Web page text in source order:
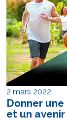
2 mars 2022
Donner
et un